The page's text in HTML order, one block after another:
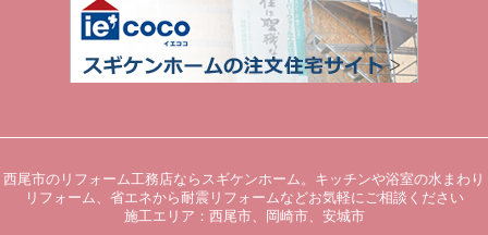
西尾市のリフォーム工務店ならスギケンホーム。キッチンや浴室の水まわり
リフォーム、省エネから耐震リフォームなどお気軽にご相談ください
施工エリア：西尾市、岡崎市、安城市